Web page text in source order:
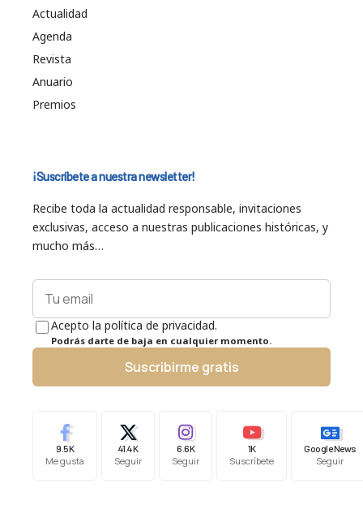
Actualidad
Agenda
Revista
Anuario
Premios
¡Suscríbete a nuestra newsletter!
Recibe toda la actualidad responsable, invitaciones
exclusivas, acceso a nuestras publicaciones históricas, y
mucho más…
Acepto la política de privacidad.
Podrás darte de baja en cualquier momento.
Suscribirme gratis
9.5K
Me gusta
41.4K
Seguir
6.6K
Seguir
1K
Suscríbete
Google News
Seguir